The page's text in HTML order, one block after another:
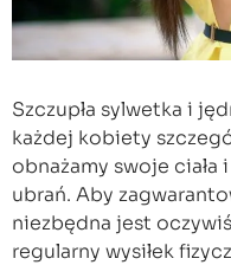
Szczupła sylwetka i
każdej kobiety
obnażamy swoje
ubrań. Aby
niezbędna jest
regularny wysiłek